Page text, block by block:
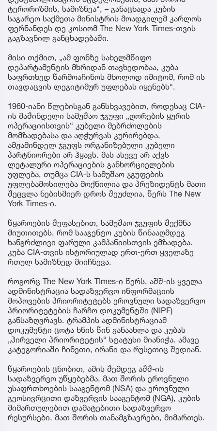
ტერორიზმის, სამიზნეა“, – განაცხადა კუბის
საგარეო საქმეთა მინისტრის მოადგილემ კარლოს
ფერნანდეს დე კოსიომ The New York Times-თვის
გაგზავნილ განცხადებაში.
მისი თქმით, „ამ ფონზე სახელმწიფო
დეპარტამენტის მხრიდან თავხედობაა, კუბა
საფრთხედ წარმოაჩინოს მხოლოდ იმიტომ, რომ ის
თავდაცვის ლეგიტიმურ უფლებას იყენებს“.
1960-იანი წლებისგან განსხვავებით, როდესაც CIA-
ის მაშინდელი სამუშაო ჯგუფი „ღორების ყურის
ოპერაციისთვის“ კუბელი მებრძოლების
მომზადებასა და აღჭურვას კურირებდა,
ამჟამინდელ ჯგუფს ორგანიზებული კუბელი
პარტნიორები არ ჰყავს. მას ასევე არ აქვს
ლეტალური ოპერაციების განხორციელების
უფლება, თუმცა CIA-ს სამუშაო ჯგუფების
უფლებამოსილება მოქნილია და პრეზიდენტს მათი
შეცვლა ნებისმიერ დროს შეუძლია, წერს The New
York Times-ი.
წყაროების შეფასებით, სამუშაო ჯგუფის შექმნა
მიუთითებს, რომ სააგენტო კუბის წინააღმდეგ
ხანგრძლივი ფარული კამპანიისთვის ემზადება.
კუბა CIA-თვის ისტორიულად ერთ-ერთ ყველაზე
რთულ სამიზნედ მიიჩნევა.
როგორც The New York TImes-ი წერს, აშშ-ის ყველა
ადმინისტრაცია სადაზვერვო ინფორმაციის
მოპოვების პრიორიტეტებს ეროვნული სადაზვერვო
პრიორიტეტების ჩარჩო დოკუმენტში (NIPF)
განსაზღვრავს. ტრამპის ადმინისტრაციამ
დოკუმენტი ცოტა ხნის წინ განაახლა და კუბას
„პირველი პრიორიტეტის“ სტატუსი მიანიჭა. ამავე
კატეგორიაში ჩინეთი, ირანი და რუსეთიც შედიან.
წყაროების ცნობით, ამის შემდეგ აშშ-ის
სადაზვერვო უწყებებმა, მათ შორის ეროვნული
უსაფრთხოების სააგენტომ (NSA) და ეროვნული
გეოსივრცითი დაზვერვის სააგენტომ (NGA), კუბის
მიმართულებით დამატებითი სადაზვერვო
რესურსები, მათ შორის თანამგზავრები, მიმართეს.